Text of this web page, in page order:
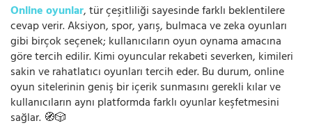
Online oyunlar, tür çeşitliliği sayesinde farklı beklentilere
cevap verir. Aksiyon, spor, yarış, bulmaca ve zeka oyunları
gibi birçok seçenek; kullanıcıların oyun oynama amacına
göre tercih edilir. Kimi oyuncular rekabeti severken, kimileri
sakin ve rahatlatıcı oyunları tercih eder. Bu durum, online
oyun sitelerinin geniş bir içerik sunmasını gerekli kılar ve
kullanıcıların aynı platformda farklı oyunlar keşfetmesini
sağlar. 🧭🎲